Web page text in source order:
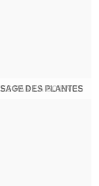
DES PLANTES